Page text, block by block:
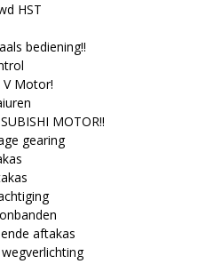
HST
bediening!!
V Motor!
MOTOR!!
gearing
aftakas